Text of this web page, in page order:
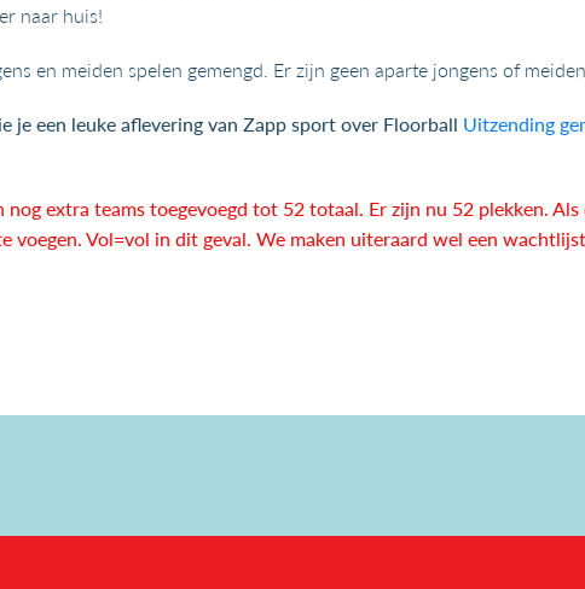
naar huis!
en meiden spelen gemengd. Er zijn geen aparte jongens of
je een leuke aflevering van Zapp sport over Floorball Uitzending
extra teams toegevoegd tot 52 totaal. Er zijn nu 52 plekken. Als
voegen. Vol=vol in dit geval. We maken uiteraard wel een